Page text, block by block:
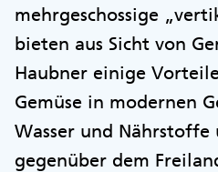
mehrgeschossige
bieten aus Sicht von
Haubner einige
Gemüse in modernen
Wasser und
gegenüber dem